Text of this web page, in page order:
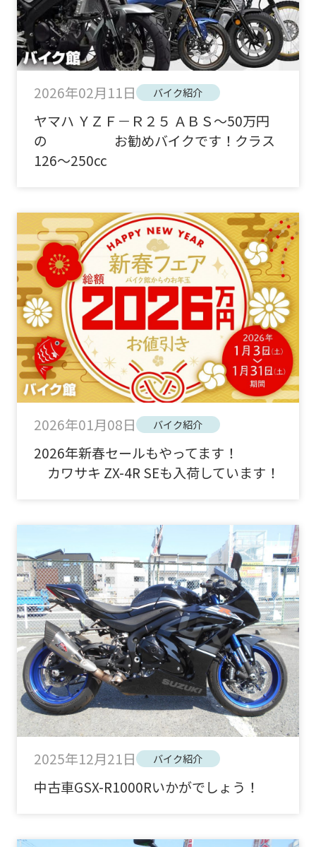
2026年02月11日 バイク紹介
ヤマハ ＹＺＦ－Ｒ２５ ＡＢＳ～50万円
の お勧めバイクです！クラス
126～250cc
2026年01月08日 バイク紹介
2026年新春セールもやってます！
カワサキ ZX-4R SEも入荷しています！
2025年12月21日 バイク紹介
中古車GSX-R1000Rいかがでしょう！